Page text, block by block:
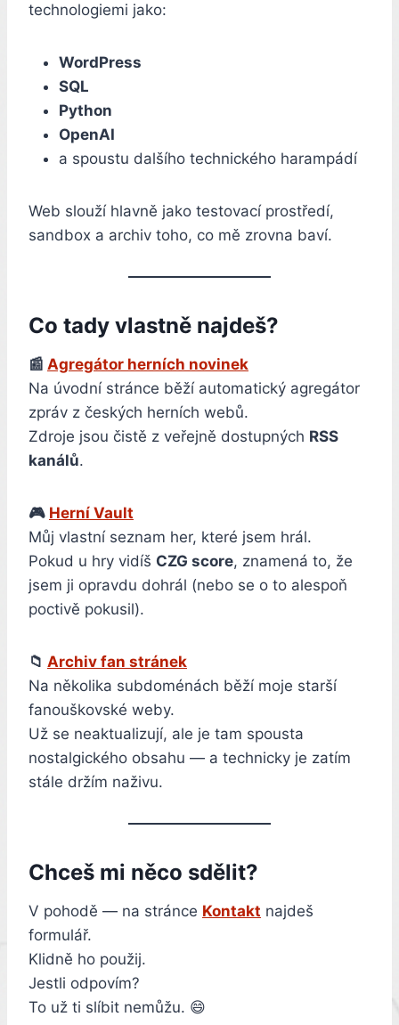
technologiemi jako:
WordPress
SQL
Python
OpenAI
a spoustu dalšího technického harampádí
Web slouží hlavně jako testovací prostředí,
sandbox a archiv toho, co mě zrovna baví.
Co tady vlastně najdeš?
📰 Agregátor herních novinek
Na úvodní stránce běží automatický agregátor
zpráv z českých herních webů.
Zdroje jsou čistě z veřejně dostupných RSS
kanálů.
🎮 Herní Vault
Můj vlastní seznam her, které jsem hrál.
Pokud u hry vidíš CZG score, znamená to, že
jsem ji opravdu dohrál (nebo se o to alespoň
poctivě pokusil).
📁 Archiv fan stránek
Na několika subdoménách běží moje starší
fanouškovské weby.
Už se neaktualizují, ale je tam spousta
nostalgického obsahu — a technicky je zatím
stále držím naživu.
Chceš mi něco sdělit?
V pohodě — na stránce Kontakt najdeš
formulář.
Klidně ho použij.
Jestli odpovím?
To už ti slíbit nemůžu. 😄